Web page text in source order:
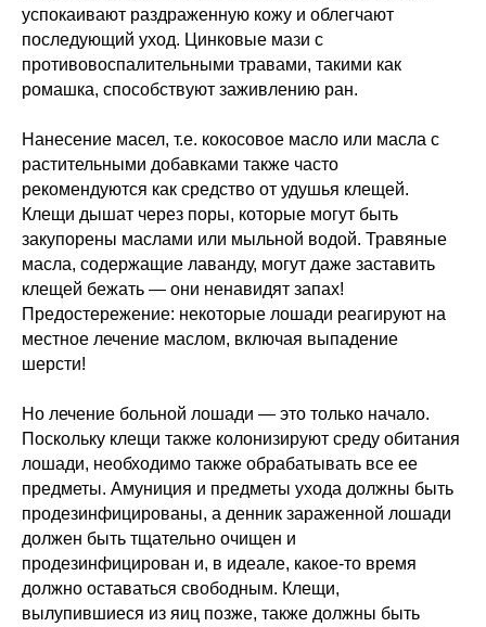
успокаивают раздраженную кожу и облегчают
последующий уход. Цинковые мази с
противовоспалительными травами, такими как
ромашка, способствуют заживлению ран.
Нанесение масел, т.е. кокосовое масло или масла с
растительными добавками также часто
рекомендуются как средство от удушья клещей.
Клещи дышат через поры, которые могут быть
закупорены маслами или мыльной водой. Травяные
масла, содержащие лаванду, могут даже заставить
клещей бежать — они ненавидят запах!
Предостережение: некоторые лошади реагируют на
местное лечение маслом, включая выпадение
шерсти!
Но лечение больной лошади — это только начало.
Поскольку клещи также колонизируют среду обитания
лошади, необходимо также обрабатывать все ее
предметы. Амуниция и предметы ухода должны быть
продезинфицированы, а денник зараженной лошади
должен быть тщательно очищен и
продезинфицирован и, в идеале, какое-то время
должно оставаться свободным. Клещи,
вылупившиеся из яиц позже, также должны быть